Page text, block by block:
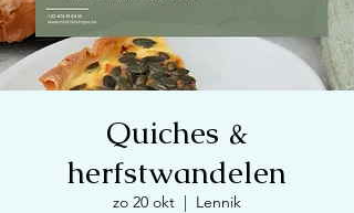
Quiches &
herfstwandelen
zo 20 okt
  |
Lennik